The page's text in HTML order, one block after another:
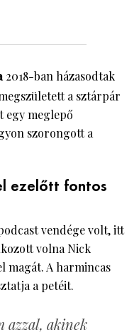
2018-ban házasodtak
a sztárpár
egy meglepő
szorongott a
ezelőtt fontos
vendége volt, itt
volna Nick
magát. A harmincas
a petéit.
azzal, akinek